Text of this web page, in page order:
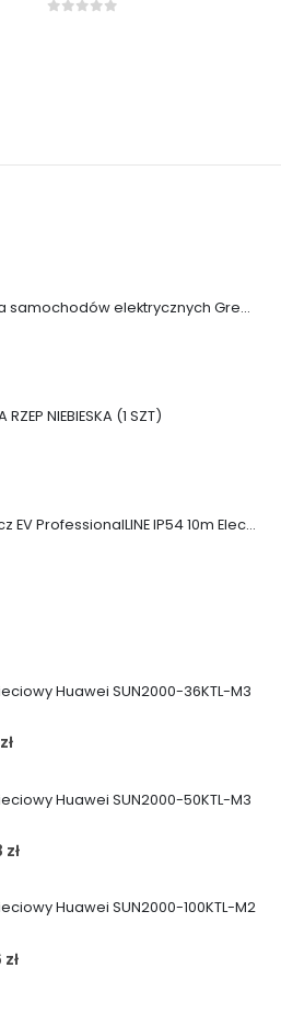
Ładowarka samochodów elektrycznych Green Cell Habu (11kW | Type 2 | 7m)
5
RZEP NIEBIESKA (1 SZT)
Przedłużacz EV ProfessionalLINE IP54 10m ElectricMobility
Huawei SUN2000-36KTL-M3
zł
Huawei SUN2000-50KTL-M3
5
zł
Huawei SUN2000-100KTL-M2
5
zł